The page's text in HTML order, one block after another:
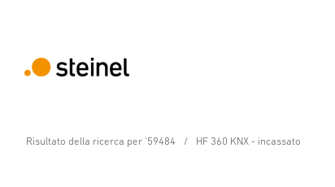
Risultato della ricerca per '59484 HF 360 KNX - incassato